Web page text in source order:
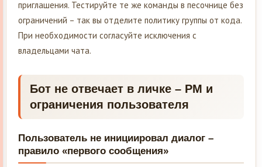
приглашения. Тестируйте те же команды в песочнице без
ограничений – так вы отделите политику группы от кода.
При необходимости согласуйте исключения с
владельцами чата.
Бот не отвечает в личке – PM и
ограничения пользователя
Пользователь не инициировал диалог –
правило «первого сообщения»